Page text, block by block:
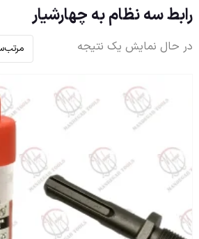
رابط سه نظام به چهارشیار
در حال نمایش یک نتیجه